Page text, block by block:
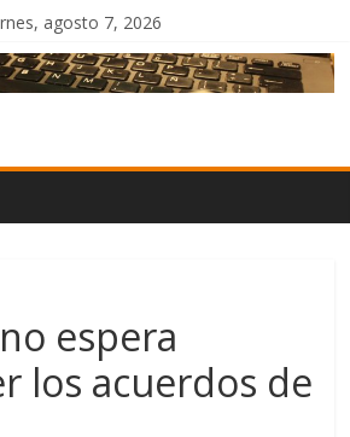
agosto 7, 2026
espera
los acuerdos de